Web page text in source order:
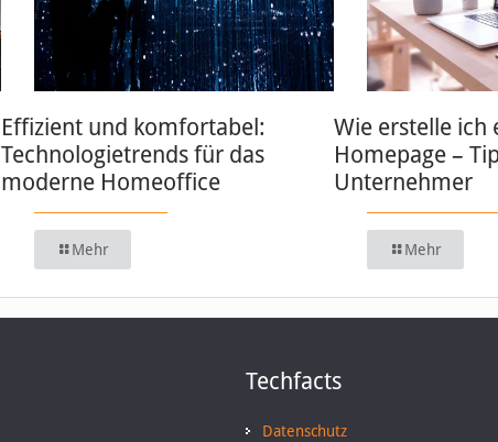
Effizient und komfortabel:
Technologietrends für das
moderne Homeoffice
Mehr
Wie erstelle ich
Homepage –
Unternehmer
Mehr
Techfacts
Datenschutz